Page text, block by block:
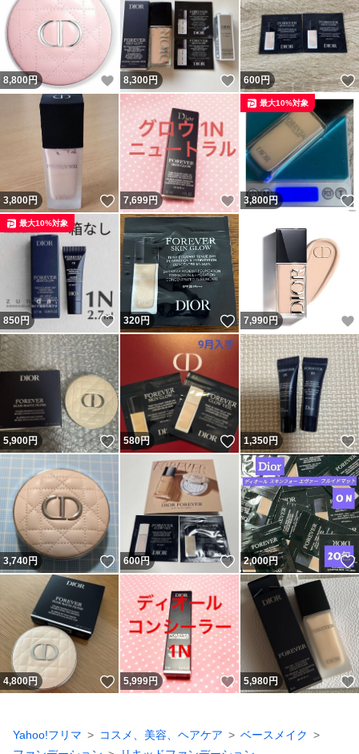
8,800円 いいね！
8,300円 いいね！
600円
3,800円 いいね！
7,699円 いいね！
3,800円
最大10%対象
850円 いいね！
最大10%対象
320円 いいね！
7,990円
5,900円 いいね！
580円 いいね！
1,350円
3,740円 いいね！
600円 いいね！
2,000円
4,800円 いいね！
5,999円 いいね！
5,980円
Yahoo!フリマ コスメ、美容、ヘアケア
ベースメイク